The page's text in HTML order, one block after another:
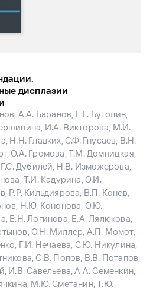
дисплазии
А.А. Баранов, Е.Г. Бутолин,
И.А. Викторова, М.И.
Н.Н. Гладких, С.Ф. Гнусаев, В.Н.
О.А. Громова, Т.М. Домницкая,
Дубилей, Н.В. Изможерова,
Т.И. Кадурина, О.И.
Р.Р. Кильдиярова, В.П. Конев,
Н.Ю. Кононова, О.Ю.
Е.Н. Логинова, Е.А. Лялюкова,
О.Н. Миллер, А.П. Момот,
Г.И. Нечаева, С.Ю. Никулина,
С.В. Попов, В.В. Потапов,
И.В. Савельева, А.А. Семенкин,
М.Ю. Сметанин, Т.Ю.